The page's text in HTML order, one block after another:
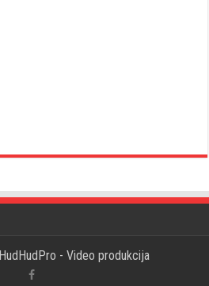
HudHudPro - Video produkcija